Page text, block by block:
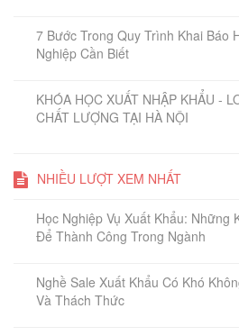
7 Bước Trong Quy Trình Khai Báo
Nghiệp Cần Biết
KHÓA HỌC XUẤT NHẬP KHẨU -
CHẤT LƯỢNG TẠI HÀ NỘI
NHIỀU LƯỢT XEM NHẤT
Học Nghiệp Vụ Xuất Khẩu: Những
Để Thành Công Trong Ngành
Nghề Sale Xuất Khẩu Có Khó
Và Thách Thức